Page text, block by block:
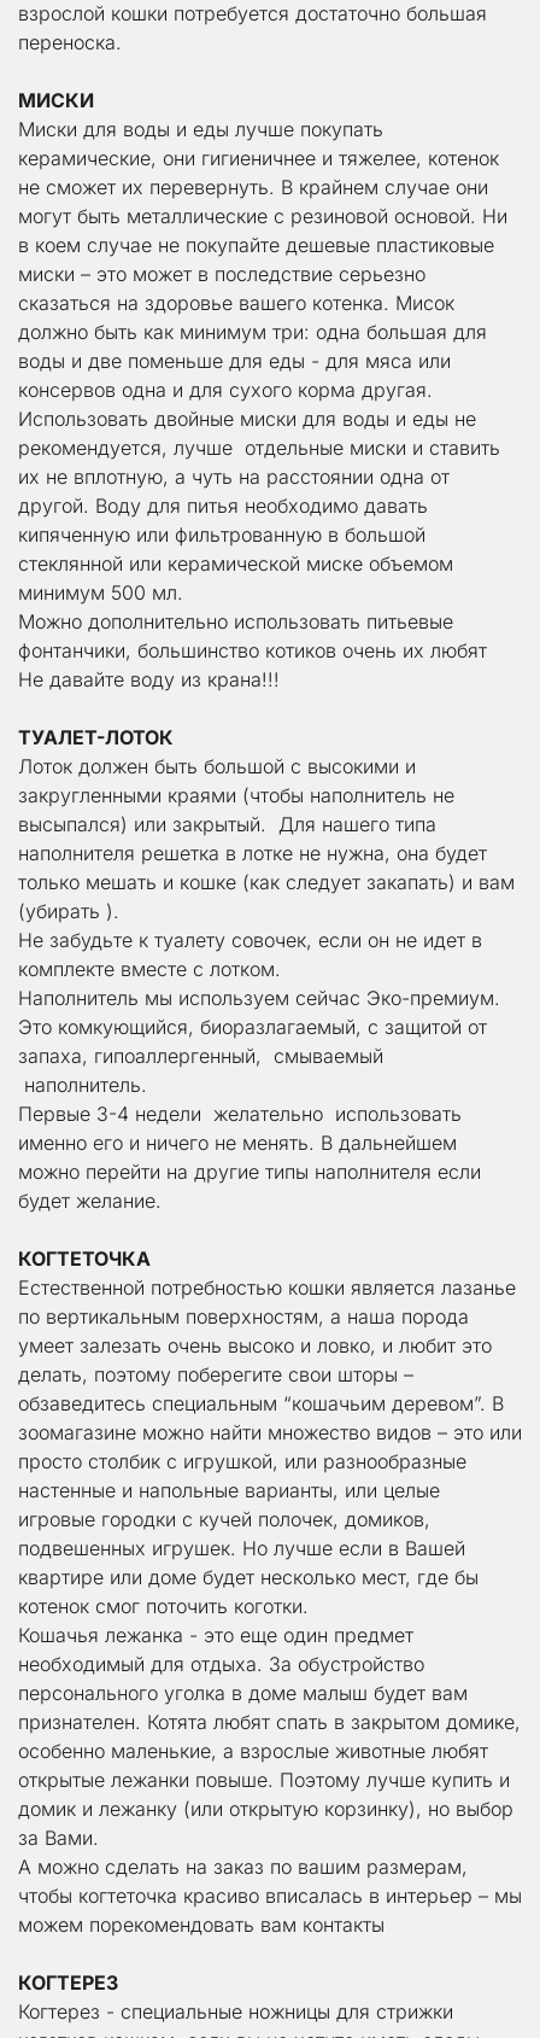
взрослой кошки потребуется достаточно большая
переноска.
МИСКИ
Миски для воды и еды лучше покупать
керамические, они гигиеничнее и тяжелее, котенок
не сможет их перевернуть. В крайнем случае они
могут быть металлические с резиновой основой. Ни
в коем случае не покупайте дешевые пластиковые
миски – это может в последствие серьезно
сказаться на здоровье вашего котенка. Мисок
должно быть как минимум три: одна большая для
воды и две поменьше для еды - для мяса или
консервов одна и для сухого корма другая.
Использовать двойные миски для воды и еды не
рекомендуется, лучше  отдельные миски и ставить
их не вплотную, а чуть на расстоянии одна от
другой. Воду для питья необходимо давать
кипяченную или фильтрованную в большой
стеклянной или керамической миске объемом
минимум 500 мл.
Можно дополнительно использовать питьевые
фонтанчики, большинство котиков очень их любят
Не давайте воду из крана!!!
ТУАЛЕТ-ЛОТОК
Лоток должен быть большой с высокими и
закругленными краями (чтобы наполнитель не
высыпался) или закрытый.  Для нашего типа
наполнителя решетка в лотке не нужна, она будет
только мешать и кошке (как следует закапать) и вам
(убирать ).
Не забудьте к туалету совочек, если он не идет в
комплекте вместе с лотком.
Наполнитель мы используем сейчас Эко-премиум.
Это комкующийся, биоразлагаемый, с защитой от
запаха, гипоаллергенный,  смываемый
наполнитель.
Первые 3-4 недели  желательно  использовать
именно его и ничего не менять. В дальнейшем
можно перейти на другие типы наполнителя если
будет желание.
КОГТЕТОЧКА
Естественной потребностью кошки является лазанье
по вертикальным поверхностям, а наша порода
умеет залезать очень высоко и ловко, и любит это
делать, поэтому поберегите свои шторы –
обзаведитесь специальным “кошачьим деревом”. В
зоомагазине можно найти множество видов – это или
просто столбик с игрушкой, или разнообразные
настенные и напольные варианты, или целые
игровые городки с кучей полочек, домиков,
подвешенных игрушек. Но лучше если в Вашей
квартире или доме будет несколько мест, где бы
котенок смог поточить коготки.
Кошачья лежанка - это еще один предмет
необходимый для отдыха. За обустройство
персонального уголка в доме малыш будет вам
признателен. Котята любят спать в закрытом домике,
особенно маленькие, а взрослые животные любят
открытые лежанки повыше. Поэтому лучше купить и
домик и лежанку (или открытую корзинку), но выбор
за Вами.
А можно сделать на заказ по вашим размерам,
чтобы когтеточка красиво вписалась в интерьер – мы
можем порекомендовать вам контакты
КОГТЕРЕЗ
Когтерез - специальные ножницы для стрижки